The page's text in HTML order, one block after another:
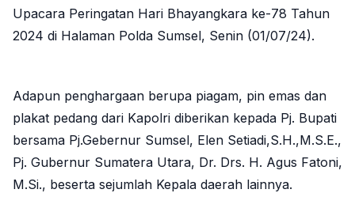
Upacara Peringatan Hari Bhayangkara ke-78 Tahun
2024 di Halaman Polda Sumsel, Senin (01/07/24).
Adapun penghargaan berupa piagam, pin emas dan
plakat pedang dari Kapolri diberikan kepada Pj. Bupati
bersama Pj.Gebernur Sumsel, Elen Setiadi,S.H.,M.S.E.,
Pj. Gubernur Sumatera Utara, Dr. Drs. H. Agus Fatoni,
M.Si., beserta sejumlah Kepala daerah lainnya.